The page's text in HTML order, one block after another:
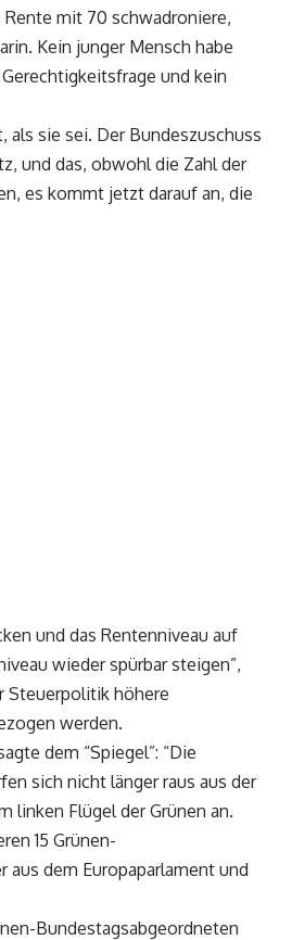
mit 70 schwadroniere,
Kein junger Mensch habe
und kein
sie sei. Der Bundeszuschuss
und das, obwohl die Zahl der
es kommt jetzt darauf an, die
und das Rentenniveau auf
wieder spürbar steigen”,
Steuerpolitik höhere
werden.
dem “Spiegel”: “Die
sich nicht länger raus aus der
linken Flügel der Grünen an.
15 Grünen-
aus dem Europaparlament und
Bundestagsabgeordneten